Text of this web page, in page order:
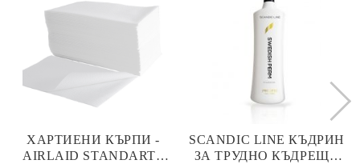
ХАРТИЕНИ КЪРПИ -
AIRLAID STANDART -
SCANDIC LINE КЪДРИН
ЗА ТРУДНО КЪДРЕЩА